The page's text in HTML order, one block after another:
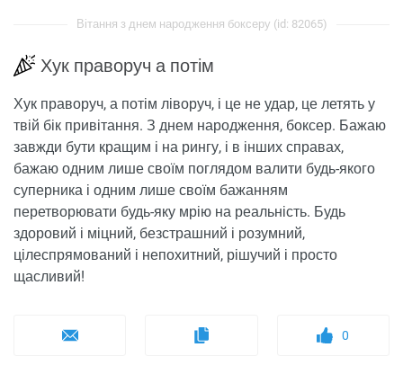
Вітання з днем ​​народження боксеру (id: 82065)
Хук праворуч а потім
Хук праворуч, а потім ліворуч, і це не удар, це летять у
твій бік привітання. З днем ​​народження, боксер. Бажаю
завжди бути кращим і на рингу, і в інших справах,
бажаю одним лише своїм поглядом валити будь-якого
суперника і одним лише своїм бажанням
перетворювати будь-яку мрію на реальність. Будь
здоровий і міцний, безстрашний і розумний,
цілеспрямований і непохитний, рішучий і просто
щасливий!
0